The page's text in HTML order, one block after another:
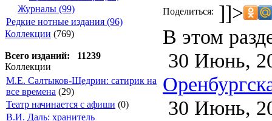
Журналы (99)
Редкие нотные издания (96)
Коллекции (769)
Всего изданий: 11239
Коллекции
М.Е. Салтыков-Щедрин: сатирик на
все времена (29)
Театр начинается с афиши (0)
В.И. Даль: хранитель
Поделиться: ]]>
В этом
30 Июнь,
30 Июнь,